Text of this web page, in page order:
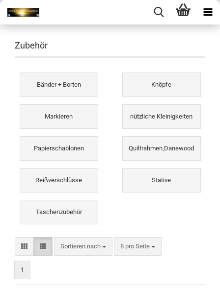
Zubehör
Bänder + Borten Knöpfe
Markieren nützliche Kleinigkeiten
Papierschablonen Quiltrahmen,Danewood
Reißverschlüsse Stative
Taschenzubehör
Sortieren nach
Sortieren nach 8 pro Seite
pro Seite
1